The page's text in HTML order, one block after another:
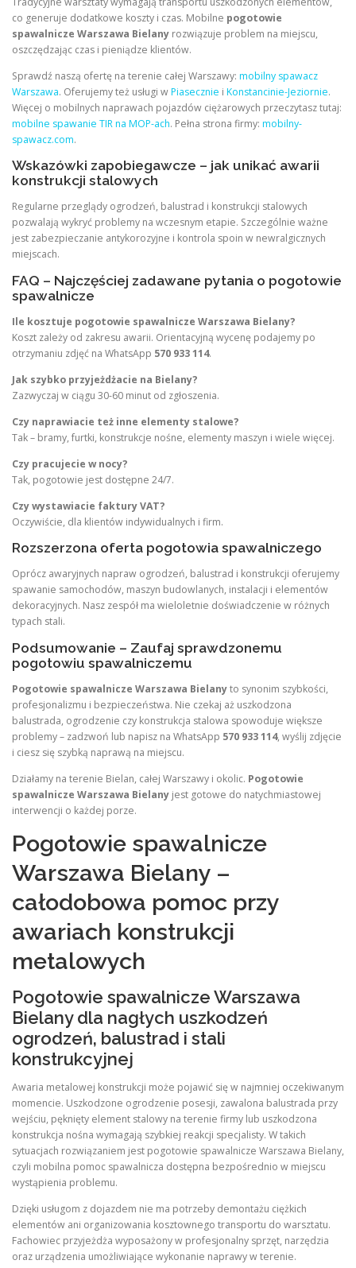
co generuje dodatkowe koszty i czas. Mobilne pogotowie
spawalnicze Warszawa Bielany rozwiązuje problem na miejscu,
oszczędzając czas i pieniądze klientów.
Sprawdź naszą ofertę na terenie całej Warszawy: mobilny spawacz
Warszawa. Oferujemy też usługi wPiasecznie i Konstancinie-Jeziornie.
Więcej o mobilnych naprawach pojazdów ciężarowych przeczytasz tutaj:
mobilne spawanie TIR na MOP-ach. Pełna strona firmy: mobilny-
spawacz.com.
Wskazówki zapobiegawcze – jak unikać awarii
konstrukcji stalowych
Regularne przeglądy ogrodzeń, balustrad i konstrukcji stalowych
pozwalają wykryć problemy na wczesnym etapie. Szczególnie ważne
jest zabezpieczanie antykorozyjne i kontrola spoin w newralgicznych
miejscach.
FAQ – Najczęściej zadawane pytania o pogotowie
spawalnicze
Ile kosztuje pogotowie spawalnicze Warszawa Bielany?
Koszt zależy od zakresu awarii. Orientacyjną wycenę podajemy po
otrzymaniu zdjęć na WhatsApp 570 933 114.
Jak szybko przyjeżdżacie na Bielany?
Zazwyczaj w ciągu 30-60 minut od zgłoszenia.
Czy naprawiacie też inne elementy stalowe?
Tak – bramy, furtki, konstrukcje nośne, elementy maszyn i wiele więcej.
Czy pracujecie w nocy?
Tak, pogotowie jest dostępne 24/7.
Czy wystawiacie faktury VAT?
Oczywiście, dla klientów indywidualnych i firm.
Rozszerzona oferta pogotowia spawalniczego
Oprócz awaryjnych napraw ogrodzeń, balustrad i konstrukcji oferujemy
spawanie samochodów, maszyn budowlanych, instalacji i elementów
dekoracyjnych. Nasz zespół ma wieloletnie doświadczenie w różnych
typach stali.
Podsumowanie – Zaufaj sprawdzonemu
pogotowiu spawalniczemu
Pogotowie spawalnicze Warszawa Bielanyto synonim szybkości,
profesjonalizmu i bezpieczeństwa. Nie czekaj aż uszkodzona
balustrada, ogrodzenie czy konstrukcja stalowa spowoduje większe
problemy – zadzwoń lub napisz na WhatsApp 570 933 114, wyślij zdjęcie
i ciesz się szybką naprawą na miejscu.
Działamy na terenie Bielan, całej Warszawy i okolic. Pogotowie
spawalnicze Warszawa Bielany jest gotowe do natychmiastowej
interwencji o każdej porze.
Pogotowie spawalnicze
Warszawa Bielany –
całodobowa pomoc przy
awariach konstrukcji
metalowych
Pogotowie spawalnicze Warszawa
Bielany dla nagłych uszkodzeń
ogrodzeń, balustrad i stali
konstrukcyjnej
Awaria metalowej konstrukcji może pojawić się w najmniej oczekiwanym
momencie. Uszkodzone ogrodzenie posesji, zawalona balustrada przy
wejściu, pęknięty element stalowy na terenie firmy lub uszkodzona
konstrukcja nośna wymagają szybkiej reakcji specjalisty. W takich
sytuacjach rozwiązaniem jest pogotowie spawalnicze Warszawa Bielany,
czyli mobilna pomoc spawalnicza dostępna bezpośrednio w miejscu
wystąpienia problemu.
Dzięki usługom z dojazdem nie ma potrzeby demontażu ciężkich
elementów ani organizowania kosztownego transportu do warsztatu.
Fachowiec przyjeżdża wyposażony w profesjonalny sprzęt, narzędzia
oraz urządzenia umożliwiające wykonanie naprawy w terenie.